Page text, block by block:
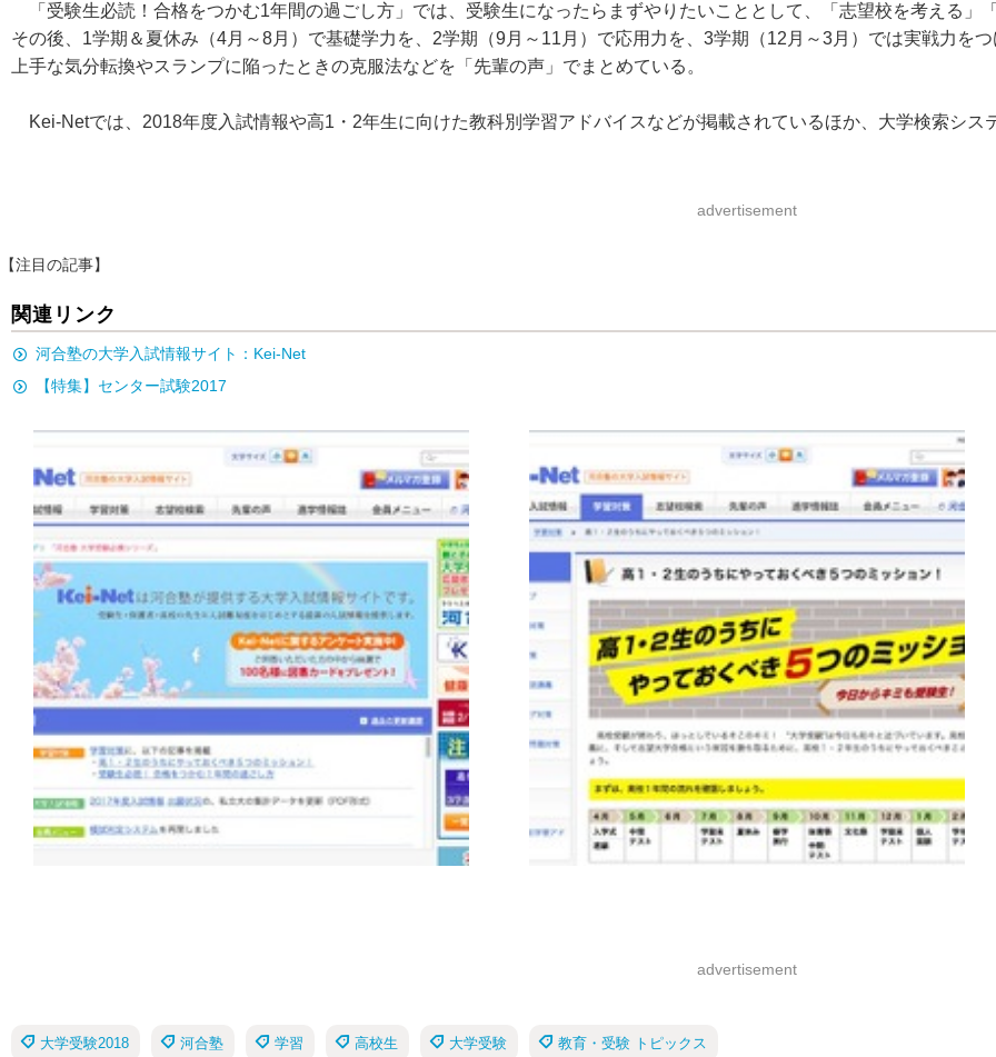
「受験生必読！合格をつかむ1年間の過ごし方」では、受験生になったらまずやりたいこととして、「志望校を考える」
その後、1学期＆夏休み（4月～8月）で基礎学力を、2学期（9月～11月）で応用力を、3学期（12月～3月）では実戦力を
上手な気分転換やスランプに陥ったときの克服法などを「先輩の声」でまとめている。
Kei-Netでは、2018年度入試情報や高1・2年生に向けた教科別学習アドバイスなどが掲載されているほか、大学検索シス
advertisement
【注目の記事】
関連リンク
河合塾の大学入試情報サイト：Kei-Net
【特集】センター試験2017
advertisement
大学受験2018 河合塾 学習 高校生 大学受験 教育・受験 トピックス